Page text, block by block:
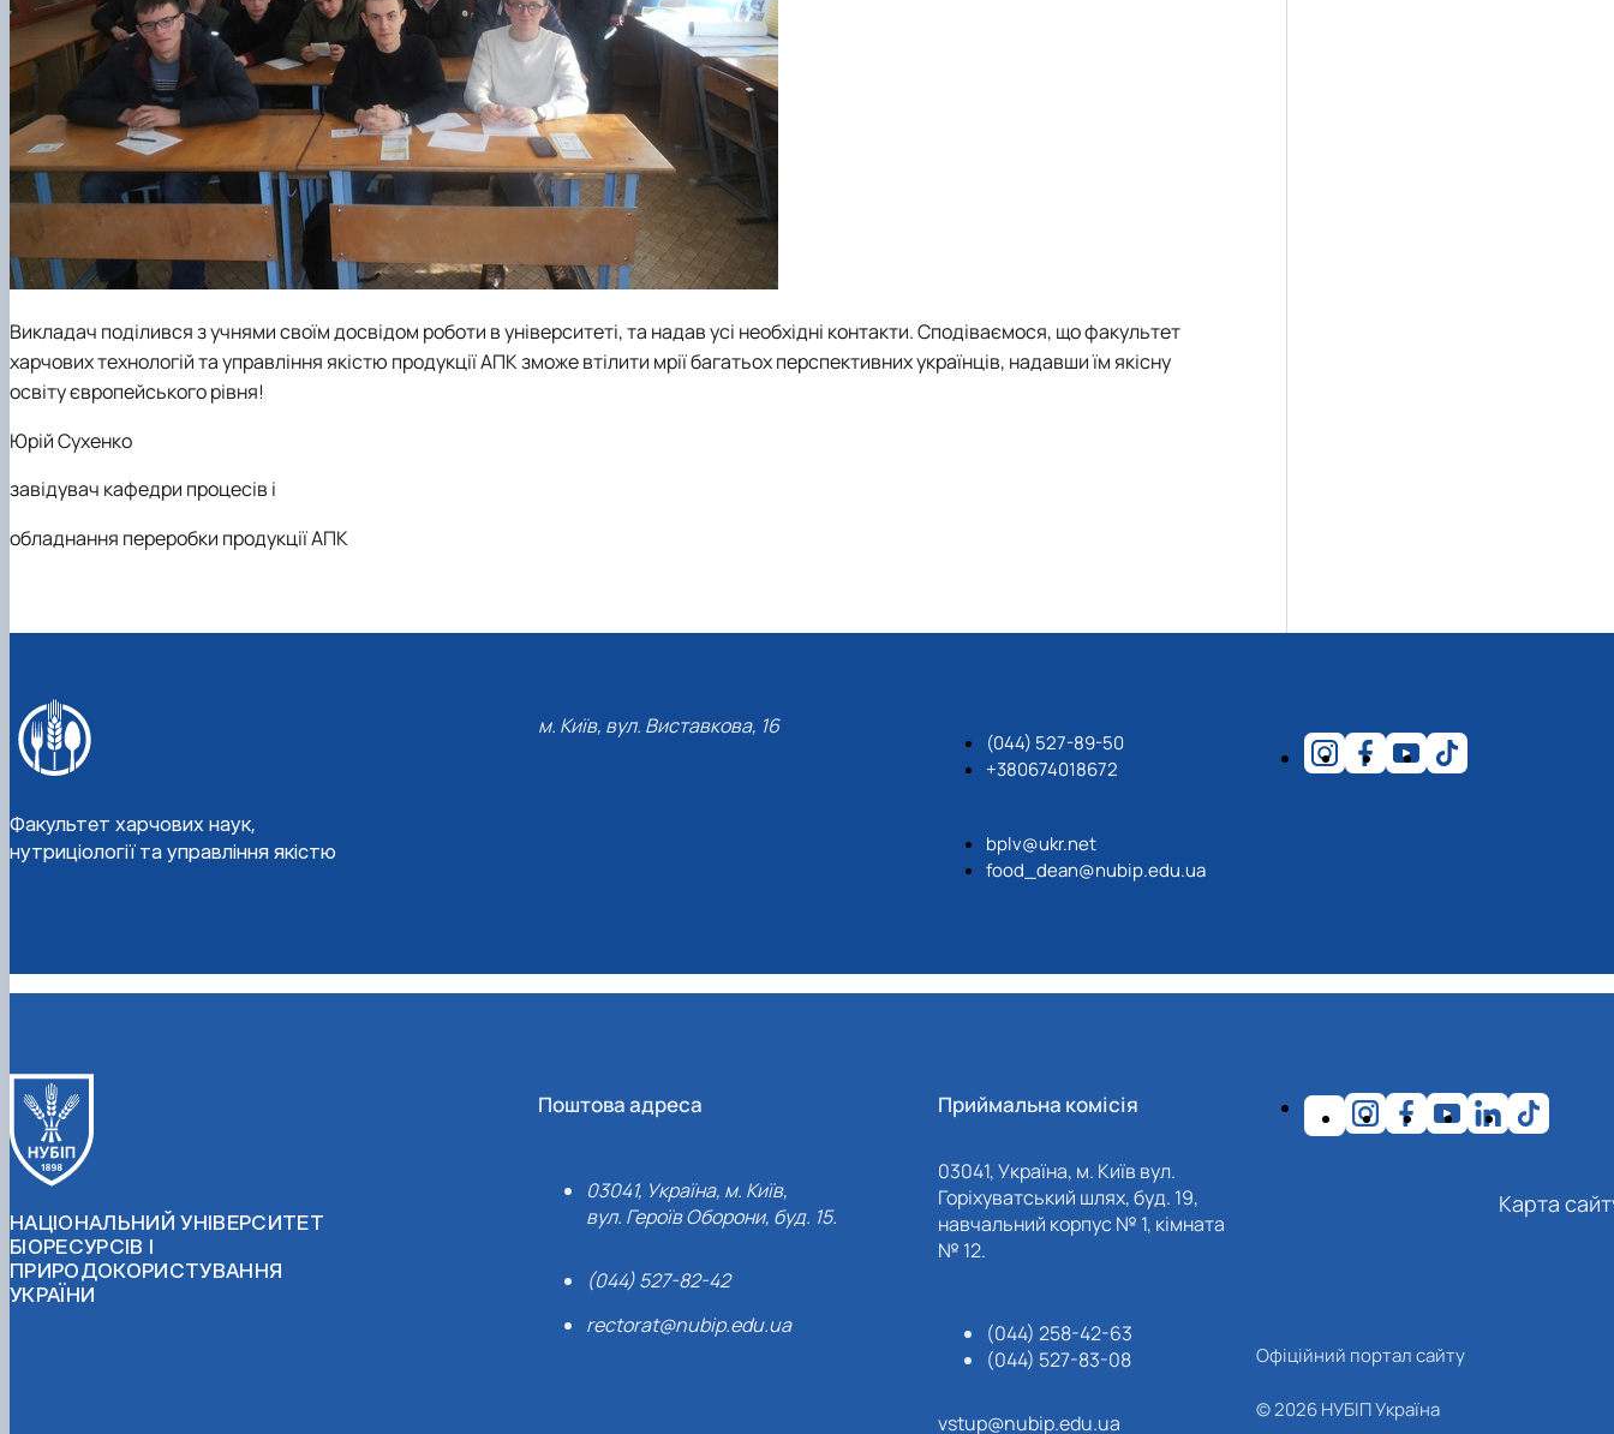
Викладач поділився з учнями своїм досвідом роботи в університеті, та надав усі необхідні контакти. Сподіваємося, щофакультет
харчових технологій та управління якістю продукції АПКзможе втілити мрії багатьох перспективних українців, надавши їм якісну
освіту європейського рівня!
Юрій Сухенко
завідувач кафедри процесів і
обладнання переробки продукції АПК
Факультет харчових наук,
нутриціології та управління якістю
м. Київ, вул. Виставкова, 16
(044) 527-89-50
+380674018672
bplv@ukr.net
food_dean@nubip.edu.ua
НАЦІОНАЛЬНИЙ УНІВЕРСИТЕТ
БІОРЕСУРСІВ І
ПРИРОДОКОРИСТУВАННЯ
УКРАЇНИ
Поштова адреса
03041, Україна, м. Київ,
вул. Героїв Оборони, буд. 15.
(044) 527-82-42
rectorat@nubip.edu.ua
Приймальна комісія
03041, Україна, м. Київ вул.
Горіхуватський шлях, буд. 19,
навчальний корпус № 1, кімната
№ 12.
(044) 258-42-63
(044) 527-83-08
vstup@nubip.edu.ua
Карта
Офіційний портал сайту
© 2026 НУБІП Україна